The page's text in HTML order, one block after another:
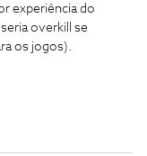
experiência do
overkill se
os jogos).